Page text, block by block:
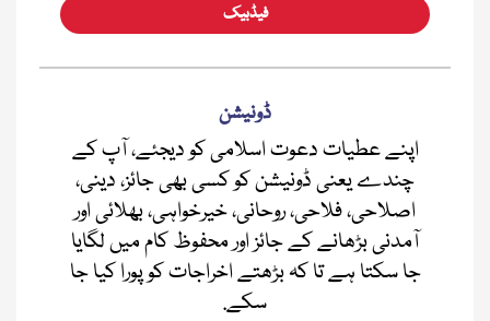
فیڈبیک
ڈونیشن
اپنے عطیات دعوت اسلامی کو دیجئے، آپ کے
چندے یعنی ڈونیشن کو کسی بھی جائز، دینی،
اصلاحی، فلاحی، روحانی، خیرخواہی، بھلائی اور
آمدنی بڑھانے کے جائز اور محفوظ کام میں لگایا
جا سکتا ہے تا کہ بڑھتے اخراجات کو پورا کیا جا
سکے.